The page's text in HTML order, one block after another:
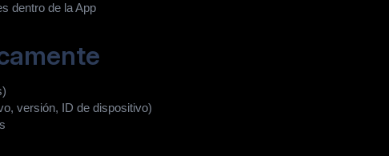
dentro de la App
versión, ID de dispositivo)